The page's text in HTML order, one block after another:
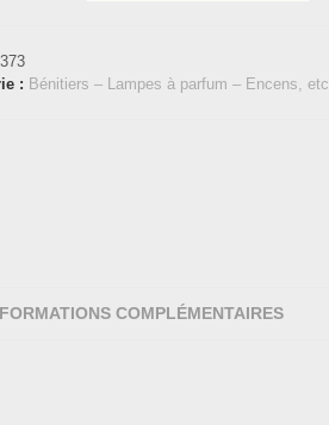
: Bénitiers – Lampes à parfum – Encens,
COMPLÉMENTAIRES